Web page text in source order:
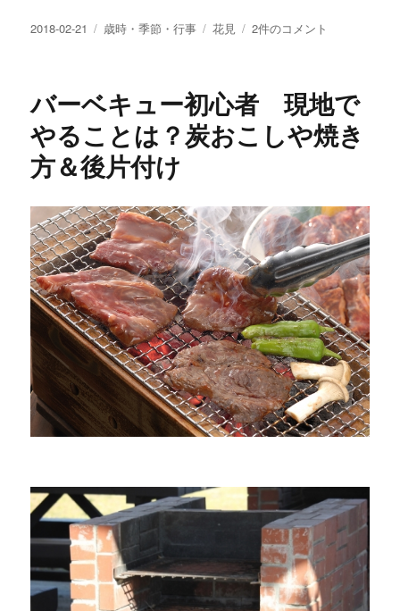
投
2018-02-21
カ
ー
歳時・季節・行事
タ
花見
お
は？
な
ぜ
意
味
や
由
来
花
見
の
風
習
い
つ
か
だ
け
の
文
化？
2件のコメント
バーベキュー初心者 現地で
やることは？炭おこしや焼き
方＆後片付け